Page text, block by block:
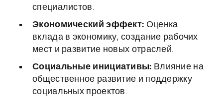
специалистов.
Экономический эффект: Оценка
вклада в экономику, создание рабочих
мест и развитие новых отраслей.
Социальные инициативы: Влияние на
общественное развитие и поддержку
социальных проектов.